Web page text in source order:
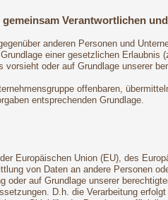
Verantwortlichen
anderen Personen und
einer gesetzlichen
vorsieht oder auf Grundlage unserer
offenbaren,
entsprechenden Grundlage.
Europäischen Union (EU), des
von Daten an andere Personen
oder auf Grundlage unserer
D.h. die Verarbeitung